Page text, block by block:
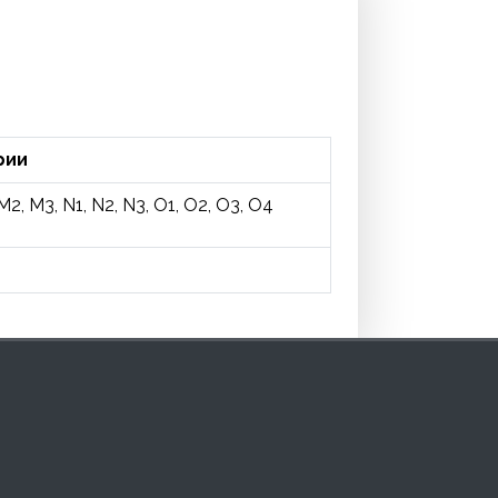
M3, N1, N2, N3, O1, O2, O3, O4